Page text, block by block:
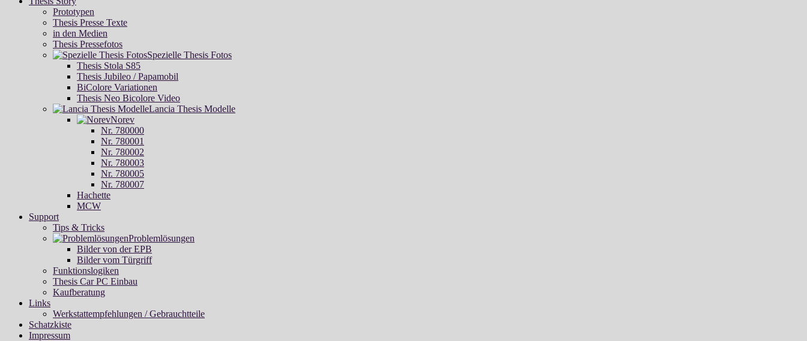
Prototypen
Thesis Presse Texte
in den Medien
Thesis Pressefotos
Spezielle Thesis Fotos
Thesis Stola S85
Thesis Jubileo / Papamobil
BiColore Variationen
Thesis Neo Bicolore Video
Lancia Thesis Modelle
Norev
Nr. 780000
Nr. 780001
Nr. 780002
Nr. 780003
Nr. 780005
Nr. 780007
Hachette
MCW
Support
Tips & Tricks
Problemlösungen
Bilder von der EPB
Bilder vom Türgriff
Funktionslogiken
Thesis Car PC Einbau
Kaufberatung
Links
Werkstattempfehlungen / Gebrauchtteile
Schatzkiste
Impressum